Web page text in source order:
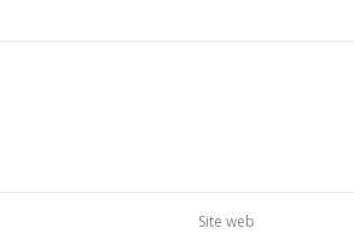
Site web